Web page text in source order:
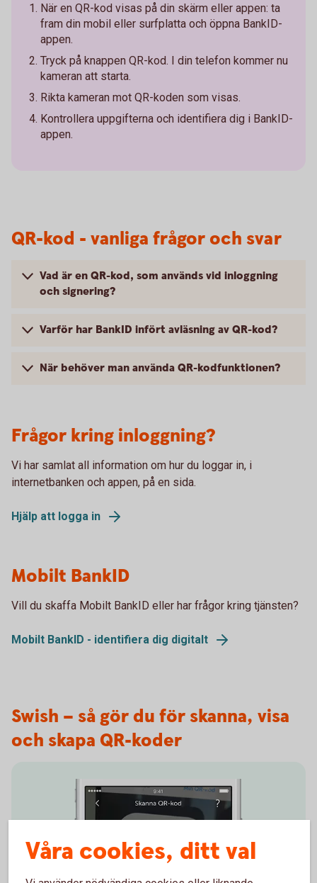
När en QR-kod visas på din skärm eller appen: ta
fram din mobil eller surfplatta och öppna BankID-
appen.
Tryck på knappen QR-kod. I din telefon kommer nu
kameran att starta.
Rikta kameran mot QR-koden som visas.
Kontrollera uppgifterna och identifiera dig i BankID-
appen.
QR-kod - vanliga frågor och svar
Vad är en QR-kod, som används vid inloggning
och signering?
Varför har BankID infört avläsning av QR-kod?
När behöver man använda QR-kodfunktionen?
Frågor kring inloggning?
Vi har samlat all information om hur du loggar in, i
internetbanken och appen, på en sida.
Hjälp att logga in
Mobilt BankID
Vill du skaffa Mobilt BankID eller har frågor kring tjänsten?
Mobilt BankID - identifiera dig digitalt
Swish – så gör du för skanna, visa
och skapa QR-koder
Våra cookies, ditt val